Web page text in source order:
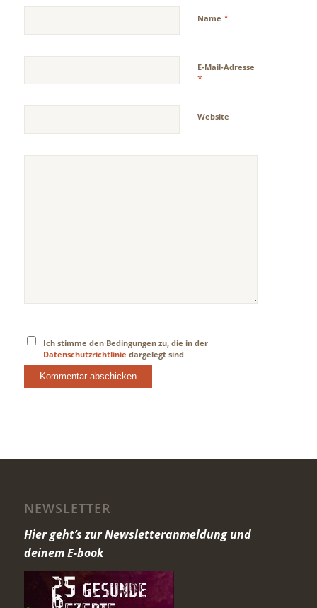
Name *
E-Mail-Adresse
*
Website
Ich stimme den Bedingungen zu, die in der
Datenschutzrichtlinie dargelegt sind
NEWSLETTER
Hier geht’s zur Newsletteranmeldung und
deinem E-book